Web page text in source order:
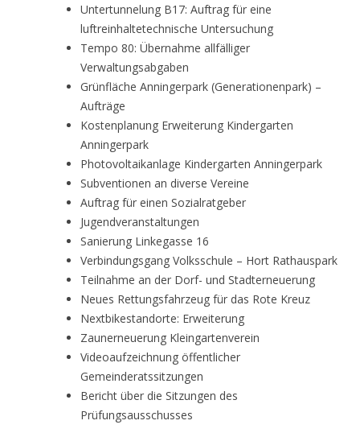
Untertunnelung B17: Auftrag für eine
luftreinhaltetechnische Untersuchung
Tempo 80: Übernahme allfälliger
Verwaltungsabgaben
Grünfläche Anningerpark (Generationenpark) –
Aufträge
Kostenplanung Erweiterung Kindergarten
Anningerpark
Photovoltaikanlage Kindergarten Anningerpark
Subventionen an diverse Vereine
Auftrag für einen Sozialratgeber
Jugendveranstaltungen
Sanierung Linkegasse 16
Verbindungsgang Volksschule – Hort Rathauspark
Teilnahme an der Dorf- und Stadterneuerung
Neues Rettungsfahrzeug für das Rote Kreuz
Nextbikestandorte: Erweiterung
Zaunerneuerung Kleingartenverein
Videoaufzeichnung öffentlicher
Gemeinderatssitzungen
Bericht über die Sitzungen des
Prüfungsausschusses